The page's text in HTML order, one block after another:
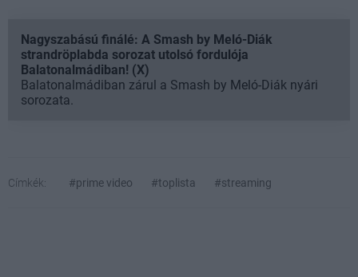
Nagyszabású finálé: A Smash by Meló-Diák
strandröplabda sorozat utolsó fordulója
Balatonalmádiban! (X)
Balatonalmádiban zárul a Smash by Meló-Diák nyári
sorozata.
Címkék: #prime video #toplista #streaming